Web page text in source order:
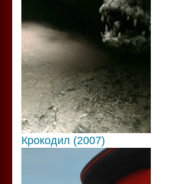
Крокодил (2007)